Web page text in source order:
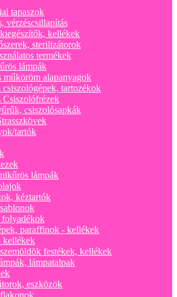
tapaszok
vérzéscsillapítás
kellékek
sterilizátorok
termékek
lámpák
műköröm alapanyagok
tartozékok
csiszolósapkák
tartók
lámpák
kéztartók
paraffinok - kellékek
kellékek
festékek, kellékek
lámpatalpak
eszközök